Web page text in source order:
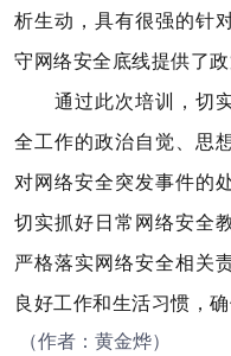
析生动，具有很强的针
守网络安全底线提供了政
通过此次培训，切
全工作的政治自觉、思
对网络安全突发事件的
切实抓好日常网络安全
严格落实网络安全相关
良好工作和生活习惯，
（作者：黄金烨）